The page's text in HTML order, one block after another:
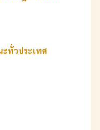
ทั่วประเทศ